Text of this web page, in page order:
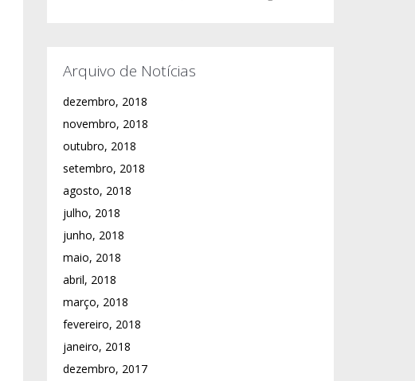
Arquivo de Notícias
dezembro, 2018
novembro, 2018
outubro, 2018
setembro, 2018
agosto, 2018
julho, 2018
junho, 2018
maio, 2018
abril, 2018
março, 2018
fevereiro, 2018
janeiro, 2018
dezembro, 2017